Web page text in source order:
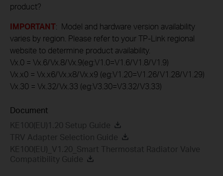
product?
IMPORTANT: Model and hardware version availability
varies by region. Please refer to your TP-Link regional
website to determine product availability.
Vx.0 = Vx.6/Vx.8/Vx.9(eg:V1.0=V1.6/V1.8/V1.9)
Vx.x0 = Vx.x6/Vx.x8/Vx.x9 (eg:V1.20=V1.26/V1.28/V1.29)
Vx.30 = Vx.32/Vx.33 (eg:V3.30=V3.32/V3.33)
Document
KE100(EU)1.20 Setup Guide
TRV Adapter Selection Guide
KE100(EU)_V1.20_Smart Thermostat Radiator Valve
Compatibility Guide